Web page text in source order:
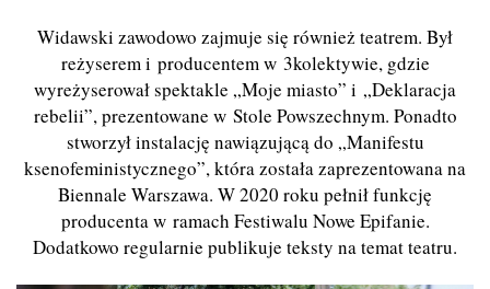
Widawski zawodowo zajmuje się również teatrem. Był
reżyserem i producentem w 3kolektywie, gdzie
wyreżyserował spektakle „Moje miasto” i „Deklaracja
rebelii”, prezentowane w Stole Powszechnym. Ponadto
stworzył instalację nawiązującą do „Manifestu
ksenofeministycznego”, która została zaprezentowana na
Biennale Warszawa. W 2020 roku pełnił funkcję
producenta w ramach Festiwalu Nowe Epifanie.
Dodatkowo regularnie publikuje teksty na temat teatru.